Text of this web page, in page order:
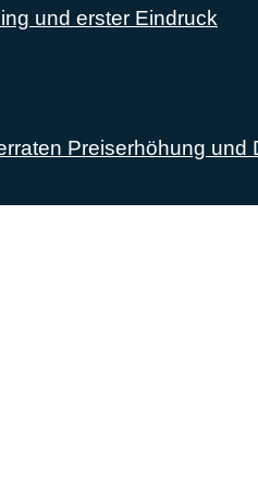
und erster Eindruck
Preiserhöhung und